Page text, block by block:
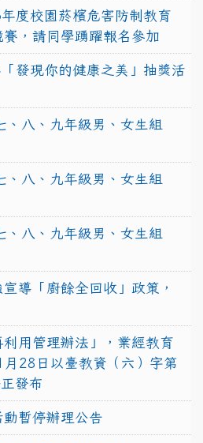
度校園菸檳危害防制教育
賽，請同學踴躍報名參加
發現你的健康之美」抽獎活
、八、九年級男、女生組
、八、九年級男、女生組
、八、九年級男、女生組
導「廚餘全回收」政策，
利用管理辦法」，業經教育
28日以臺教資（六）字第
發布
暫停辦理公告